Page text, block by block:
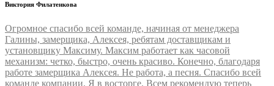
Виктория Филатенкова
Огромное спасибо всей команде, начиная от менеджера
Галины, замерщика, Алексея, ребятам доставщикам и
установщику Максиму. Максим работает как часовой
механизм: четко, быстро, очень красиво. Конечно, благодаря
работе замерщика Алексея. Не работа, а песня. Спасибо всей
команде компании. Я в восторге. Всем рекомендую теперь